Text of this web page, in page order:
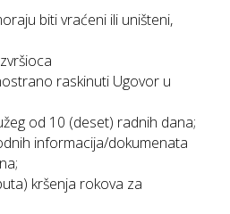
biti vraćeni ili uništeni,
raskinuti Ugovor u
od 10 (deset) radnih dana;
informacija/dokumenata
kršenja rokova za